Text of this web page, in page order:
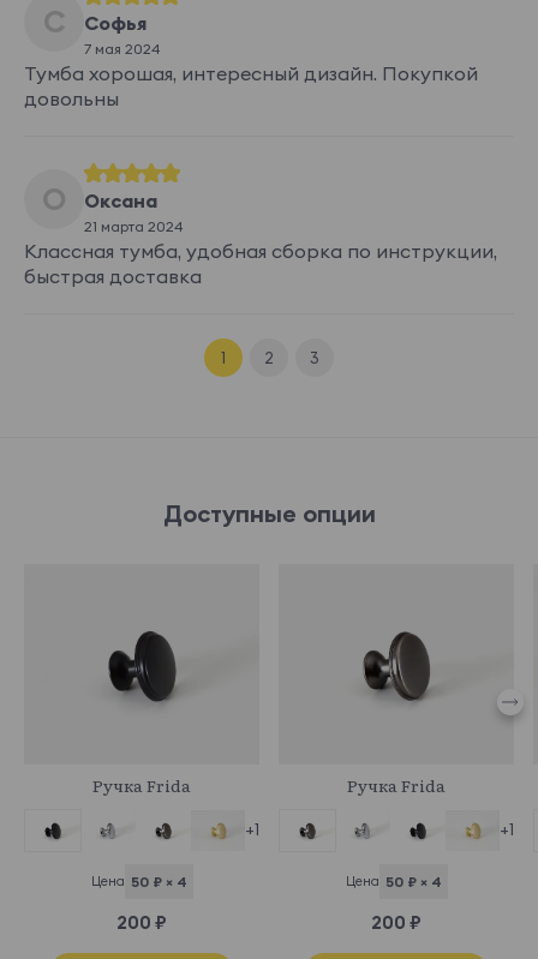
С Софья
7 мая 2024
Тумба хорошая, интересный дизайн. Покупкой
довольны
О Оксана
21 марта 2024
Классная тумба, удобная сборка по инструкции,
быстрая доставка
1 2 3
Доступные опции
Ручка Frida
+1
Цена 50 ₽ × 4
200 ₽
Ручка Frida
+1
Цена 50 ₽ × 4
200 ₽